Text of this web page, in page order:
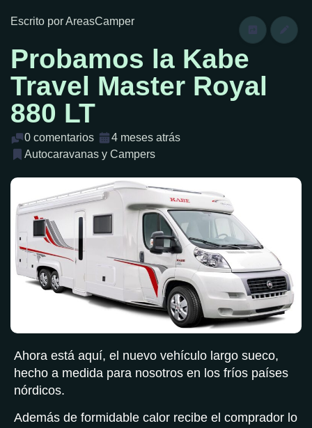
Escrito por AreasCamper
Probamos la Kabe
Travel Master Royal
880 LT
0 comentarios
4 meses atrás
Autocaravanas y Campers
Ahora está aquí, el nuevo vehículo largo sueco,
hecho a medida para nosotros en los fríos países
nórdicos.
Además de formidable calor recibe el comprador lo